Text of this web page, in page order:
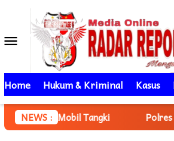
kontenMenu
Mobile
Home Hukum & Kriminal Kasus
NEWS :
Tangki Polres Morowali Utara